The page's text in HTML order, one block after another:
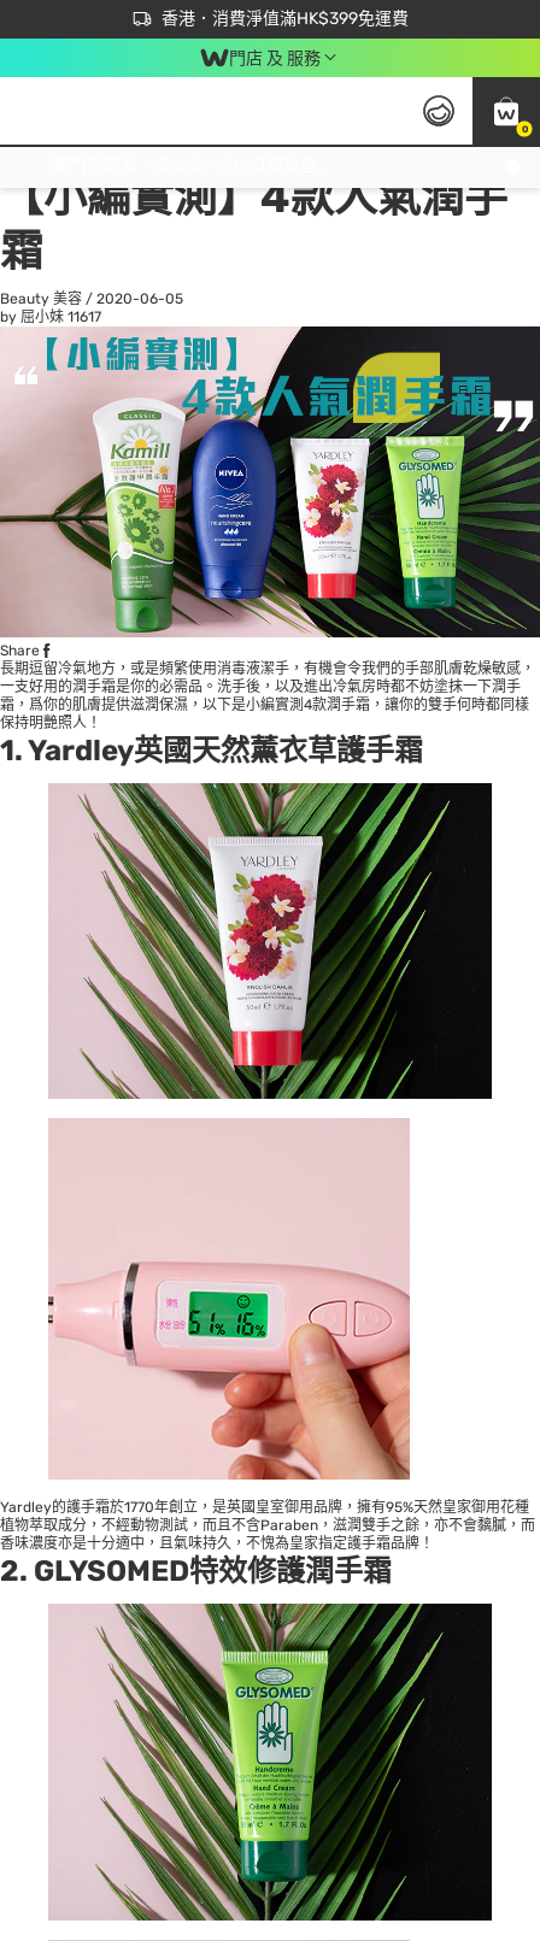
香港．消費淨值滿HK$399免運費
立即成為易賞錢會員盡享獨家優惠
首次APP下單買滿$450 輸入 NEWAPP 即減$50
門店 及 服務
0
All
【小編實測】4款人氣潤手
霜
Beauty 美容 / 2020-06-05
by 屈小妹 11617
Share
長期逗留冷氣地方，或是頻繁使用消毒液潔手，有機會令我們的手部肌膚乾燥敏感，
一支好用的潤手霜是你的必需品。洗手後，以及進出冷氣房時都不妨塗抹一下潤手
霜，爲你的肌膚提供滋潤保濕，以下是小編實測4款潤手霜，讓你的雙手何時都同樣
保持明艷照人！
1. Yardley英國天然薰衣草護手霜
Yardley的護手霜於1770年創立，是英國皇室御用品牌，擁有95%天然皇家御用花種
植物萃取成分，不經動物測試，而且不含Paraben，滋潤雙手之餘，亦不會黐膩，而
香味濃度亦是十分適中，且氣味持久，不愧為皇家指定護手霜品牌！
2. GLYSOMED特效修護潤手霜